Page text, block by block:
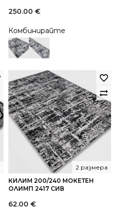
250.00 €
Комбинирайте
КИЛИМ 200/240 МОКЕТЕН
ОЛИМП 2417 СИВ
2 размера
62.00 €